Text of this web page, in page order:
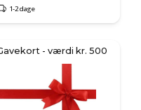
1-2 dage
- værdi kr. 500